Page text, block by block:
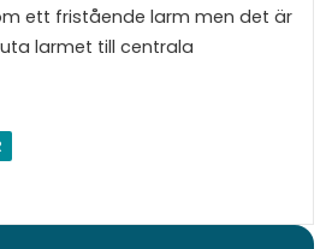
ett fristående larm men det är
larmet till centrala